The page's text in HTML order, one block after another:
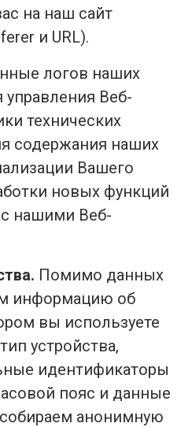
на наш сайт
и URL).
логов наших
управления Веб-
технических
содержания наших
Вашего
новых функций
с нашими Веб-
Помимо данных
информацию об
вы используете
устройства,
идентификаторы
пояс и данные
анонимную